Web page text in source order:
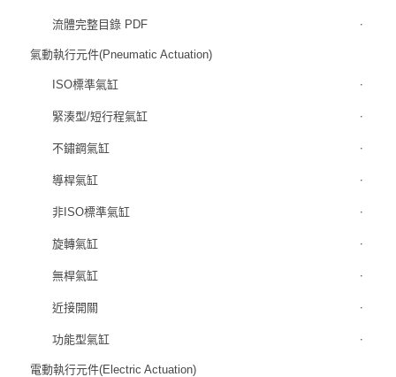
流體完整目錄 PDF
氣動執行元件(Pneumatic Actuation)
ISO標準氣缸
緊湊型/短行程氣缸
不鏽鋼氣缸
導桿氣缸
非ISO標準氣缸
旋轉氣缸
無桿氣缸
近接開關
功能型氣缸
電動執行元件(Electric Actuation)